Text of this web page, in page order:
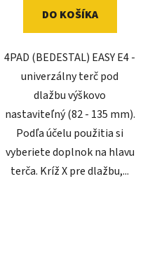
DO KOŠÍKA
4PAD (BEDESTAL) EASY E4 -
univerzálny terč pod
dlažbu výškovo
nastaviteľný (82 - 135 mm).
Podľa účelu použitia si
vyberiete doplnok na hlavu
terča. Kríž X pre dlažbu,...